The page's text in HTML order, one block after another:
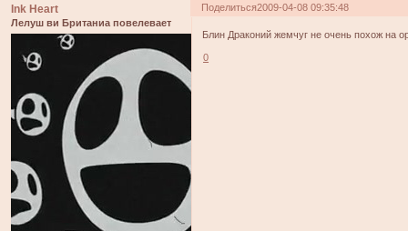
Поделиться2009-04-08 09:35:48
Ink Heart
Лелуш ви Британиа повелевает
Блин Драконий жемчуг не очень похож на
0